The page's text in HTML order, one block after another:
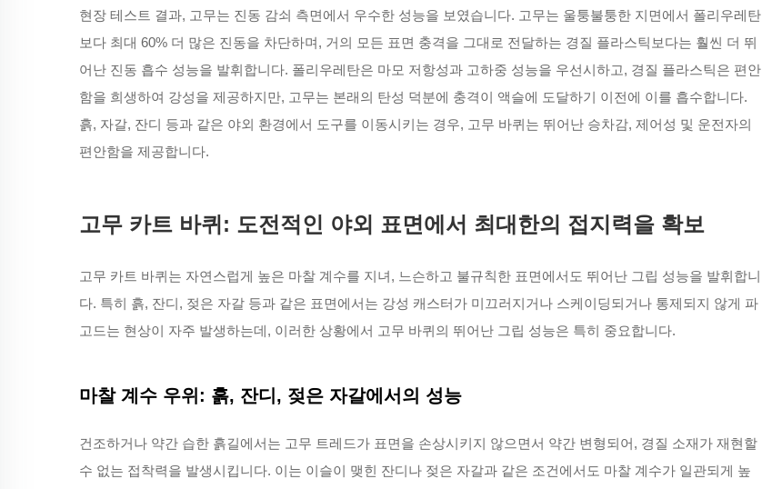
현장 테스트 결과, 고무는 진동 감쇠 측면에서 우수한 성능을 보였습니다. 고무는 울퉁불퉁한 지면에서 폴리우레탄
보다 최대 60% 더 많은 진동을 차단하며, 거의 모든 표면 충격을 그대로 전달하는 경질 플라스틱보다는 훨씬 더 뛰
어난 진동 흡수 성능을 발휘합니다. 폴리우레탄은 마모 저항성과 고하중 성능을 우선시하고, 경질 플라스틱은 편안
함을 희생하여 강성을 제공하지만, 고무는 본래의 탄성 덕분에 충격이 액슬에 도달하기 이전에 이를 흡수합니다.
흙, 자갈, 잔디 등과 같은 야외 환경에서 도구를 이동시키는 경우, 고무 바퀴는 뛰어난 승차감, 제어성 및 운전자의
편안함을 제공합니다.
고무 카트 바퀴: 도전적인 야외 표면에서 최대한의 접지력을 확보
고무 카트 바퀴는 자연스럽게 높은 마찰 계수를 지녀, 느슨하고 불규칙한 표면에서도 뛰어난 그립 성능을 발휘합니
다. 특히 흙, 잔디, 젖은 자갈 등과 같은 표면에서는 강성 캐스터가 미끄러지거나 스케이딩되거나 통제되지 않게 파
고드는 현상이 자주 발생하는데, 이러한 상황에서 고무 바퀴의 뛰어난 그립 성능은 특히 중요합니다.
마찰 계수 우위: 흙, 잔디, 젖은 자갈에서의 성능
건조하거나 약간 습한 흙길에서는 고무 트레드가 표면을 손상시키지 않으면서 약간 변형되어, 경질 소재가 재현할
수 없는 접착력을 발생시킵니다. 이는 이슬이 맺힌 잔디나 젖은 자갈과 같은 조건에서도 마찰 계수가 일관되게 높